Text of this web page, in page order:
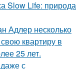
Slow Life: природа
Адлер несколько
квартиру в
25 лет.
с